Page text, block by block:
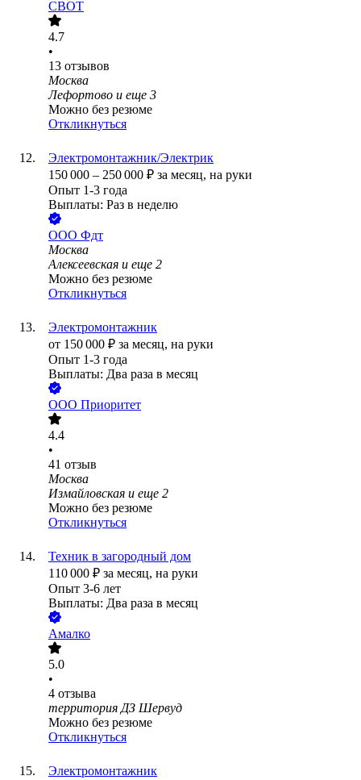
СВОТ
4.7
•
13 отзывов
Москва
Лефортово и еще 3
Можно без резюме
Откликнуться
Электромонтажник/Электрик
150 000 – 250 000 ₽ за месяц, на руки
Опыт 1-3 года
Выплаты: Раз в неделю
ООО Фдт
Москва
Алексеевская и еще 2
Можно без резюме
Откликнуться
Электромонтажник
от 150 000 ₽ за месяц, на руки
Опыт 1-3 года
Выплаты: Два раза в месяц
ООО Приоритет
4.4
•
41 отзыв
Москва
Измайловская и еще 2
Можно без резюме
Откликнуться
Техник в загородный дом
110 000 ₽ за месяц, на руки
Опыт 3-6 лет
Выплаты: Два раза в месяц
Амалко
5.0
•
4 отзыва
территория ДЗ Шервуд
Можно без резюме
Откликнуться
Электромонтажник